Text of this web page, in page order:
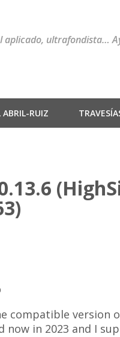
ultrafondista…
ABRIL-RUIZ
compatible version
now in 2023 and I